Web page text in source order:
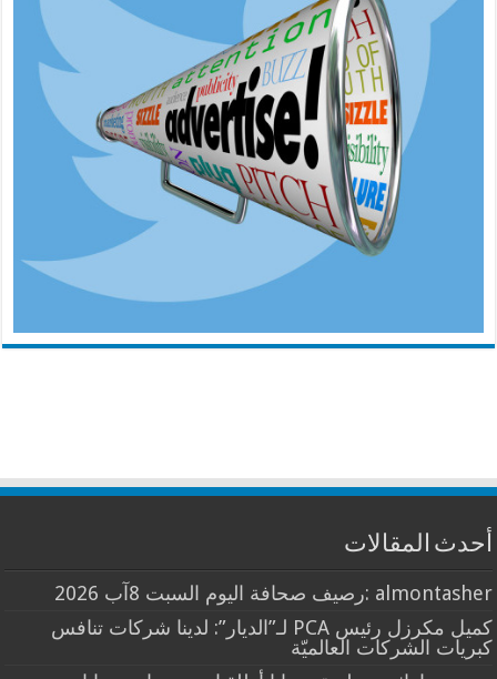
أحدث المقالات
almontasher :رصيف صحافة اليوم السبت 8آب 2026
كميل مكرزل رئيس PCA لـ”الديار”: لدينا شركات تنافس
كبريات الشركات العالميّة